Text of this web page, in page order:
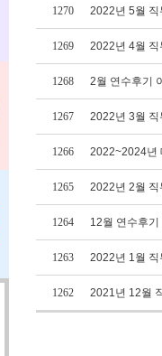
1270 2022년 5월 직
1269 2022년 4월 직
1268 2월 연수후기
1267 2022년 3월 직
1266 2022~2024년
1265 2022년 2월 직
1264 12월 연수후
1263 2022년 1월 직
1262 2021년 12월